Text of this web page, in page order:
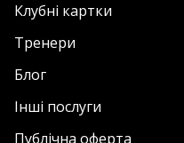
Клубні картки
Тренери
Блог
Інші послуги
Публічна оферта